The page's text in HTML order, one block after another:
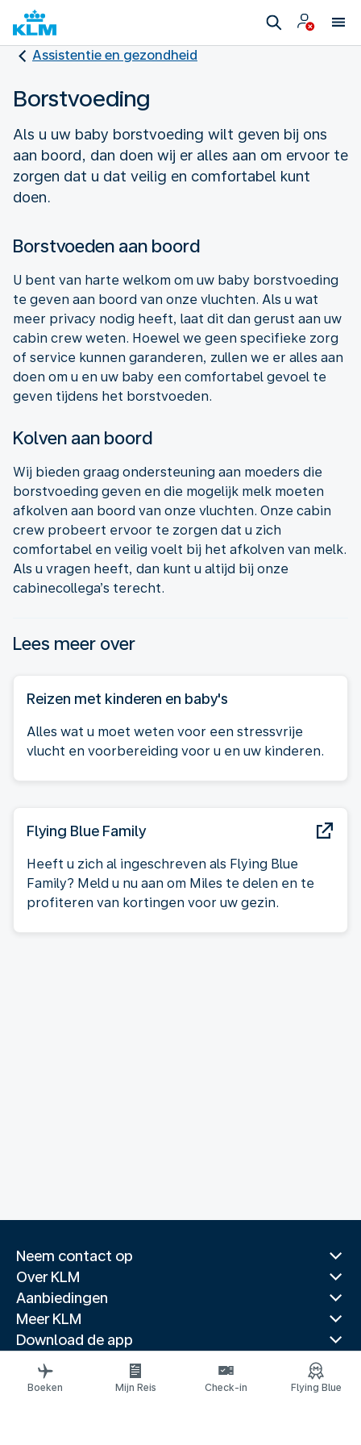
Assistentie en gezondheid
Borstvoeding
Als u uw baby borstvoeding wilt geven bij ons
aan boord, dan doen wij er alles aan om ervoor te
zorgen dat u dat veilig en comfortabel kunt
doen.
Borstvoeden aan boord
U bent van harte welkom om uw baby borstvoeding
te geven aan boord van onze vluchten. Als u wat
meer privacy nodig heeft, laat dit dan gerust aan uw
cabin crew weten. Hoewel we geen specifieke zorg
of service kunnen garanderen, zullen we er alles aan
doen om u en uw baby een comfortabel gevoel te
geven tijdens het borstvoeden.
Kolven aan boord
Wij bieden graag ondersteuning aan moeders die
borstvoeding geven en die mogelijk melk moeten
afkolven aan boord van onze vluchten. Onze cabin
crew probeert ervoor te zorgen dat u zich
comfortabel en veilig voelt bij het afkolven van melk.
Als u vragen heeft, dan kunt u altijd bij onze
cabinecollega’s terecht.
Lees meer over
Reizen met kinderen en baby's
Alles wat u moet weten voor een stressvrije
vlucht en voorbereiding voor u en uw kinderen.
Flying Blue Family
Heeft u zich al ingeschreven als Flying Blue
Family? Meld u nu aan om Miles te delen en te
profiteren van kortingen voor uw gezin.
Neem contact op
Over KLM
Aanbiedingen
Meer KLM
Download de app
Gerelateerde websites
Reisgidsen
Boeken Mijn Reis Check-in Flying Blue